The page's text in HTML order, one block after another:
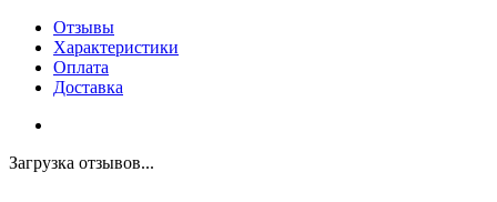
Отзывы
Характеристики
Оплата
Доставка
Загрузка отзывов...